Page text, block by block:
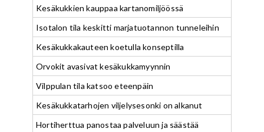
Kesäkukkien kauppaa kartanomiljöössä
Isotalon tila keskitti marjatuotannon tunneleihin
Kesäkukkakauteen koetulla konseptilla
Orvokit avasivat kesäkukkamyynnin
Vilppulan tila katsoo eteenpäin
Kesäkukkatarhojen viljelysesonki on alkanut
Hortiherttua panostaa palveluun ja säästää